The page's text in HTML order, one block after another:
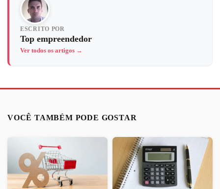
ESCRITO POR
Top empreendedor
Ver todos os artigos →
VOCÊ TAMBÉM PODE GOSTAR